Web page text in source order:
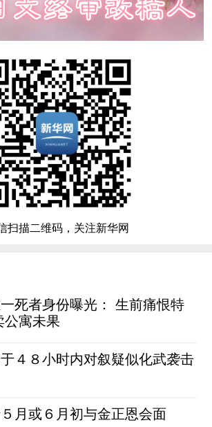
扫描二维码，关注新华网
死者身份曝光： 生前痛恨特
寓未果
４８小时内对叙疑似化武袭击
月或６月初与金正恩会面